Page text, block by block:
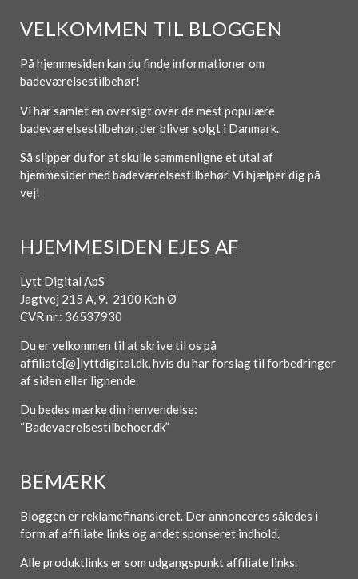
VELKOMMEN TIL BLOGGEN
På hjemmesiden kan du finde informationer om
badeværelsestilbehør!
Vi har samlet en oversigt over de mest populære
badeværelsestilbehør, der bliver solgt i Danmark.
Så slipper du for at skulle sammenligne et utal af
hjemmesider med badeværelsestilbehør. Vi hjælper dig på
vej!
HJEMMESIDEN EJES AF
Lytt Digital ApS
Jagtvej 215 A, 9. 2100 Kbh Ø
CVR nr.: 36537930
Du er velkommen til at skrive til os på
affiliate[@]lyttdigital.dk, hvis du har forslag til forbedringer
af siden eller lignende.
Du bedes mærke din henvendelse:
“Badevaerelsestilbehoer.dk”
BEMÆRK
Bloggen er reklamefinansieret. Der annonceres således i
form af affiliate links og andet sponseret indhold.
Alle produktlinks er som udgangspunkt affiliate links.